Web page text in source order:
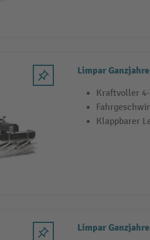
Limpar
Kraftvoller
Klappbarer
Limpar